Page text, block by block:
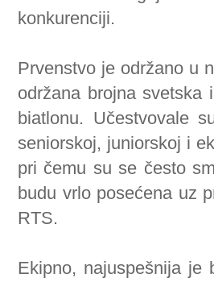
konkurenciji.
Prvenstvo je održano u
održana brojna
biatlonu. Učestvovale
seniorskoj, juniorskoj i
pri čemu su se često
budu vrlo posećena uz
RTS.
Ekipno, najuspešnija je